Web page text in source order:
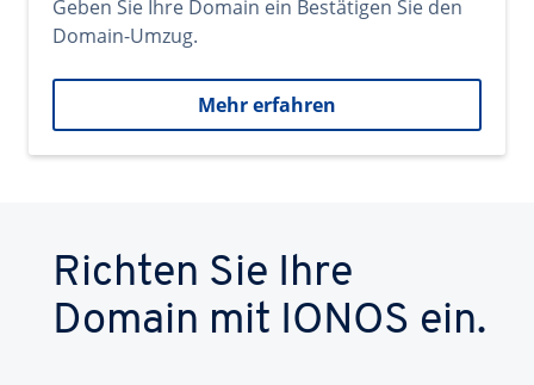
Geben Sie Ihre Domain ein Bestätigen Sie den
Domain-Umzug.
Mehr erfahren
Richten Sie Ihre
Domain mit IONOS ein.